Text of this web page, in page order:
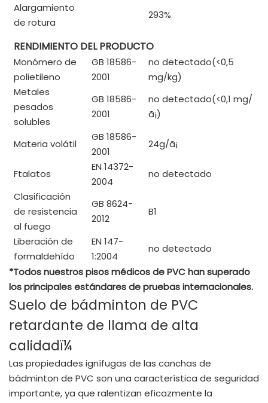
Alargamiento
de rotura
293%
RENDIMIENTO DEL PRODUCTO
Monómero de
polietileno
GB 18586-
2001
no detectado(<0,5
mg/kg)
Metales
pesados ​​
solubles
GB 18586-
2001
no detectado(<0,1 mg/
ã¡)
Materia volátil
GB 18586-
2001
24g/ã¡
Ftalatos
EN 14372-
2004
no detectado
Clasificación
de resistencia
al fuego
GB 8624-
2012
B1
Liberación de
formaldehído
EN 147-
1:2004
no detectado
*Todos nuestros pisos médicos de PVC han superado
los principales estándares de pruebas internacionales.
Suelo de bádminton de PVC
retardante de llama de alta
calidadï¼
Las propiedades ignífugas de las canchas de
bádminton de PVC son una característica de seguridad
importante, ya que ralentizan eficazmente la